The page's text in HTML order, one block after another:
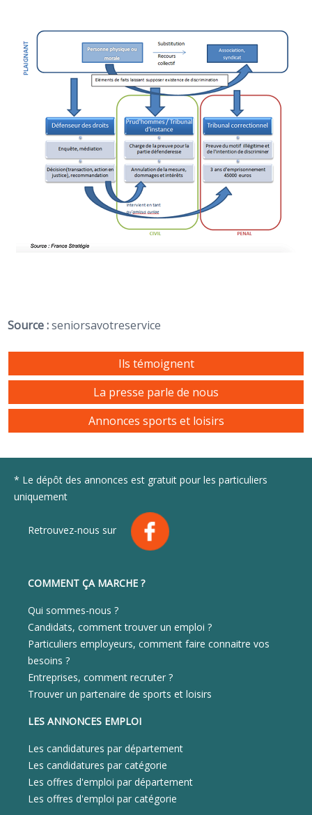
Source :seniorsavotreservice
Ils témoignent
La presse parle de nous
Annonces sports et loisirs
* Le dépôt des annonces est gratuit pour les particuliers
uniquement
Retrouvez-nous sur
COMMENT ÇA MARCHE ?
Qui sommes-nous ?
Candidats, comment trouver un emploi ?
Particuliers employeurs, comment faire connaitre vos
besoins ?
Entreprises, comment recruter ?
Trouver un partenaire de sports et loisirs
LES ANNONCES EMPLOI
Les candidatures par département
Les candidatures par catégorie
Les offres d'emploi par département
Les offres d'emploi par catégorie